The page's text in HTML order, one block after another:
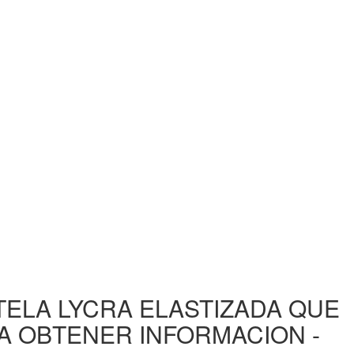
LYCRA ELASTIZADA QUE
OBTENER INFORMACION -